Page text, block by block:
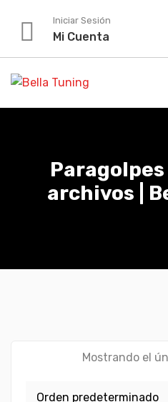
content
Iniciar Sesión
Mi Cuenta
archivos |
Mostrando el